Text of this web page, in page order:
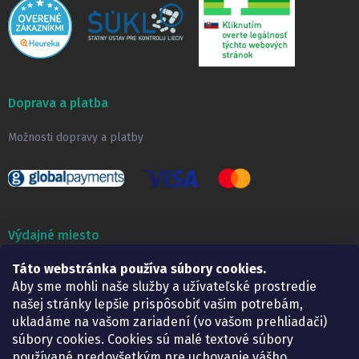
Táto webstránka používa súbory cookies.
Aby sme mohli naše služby a užívateľské prostredie
našej stránky lepšie prispôsobiť vašim potrebám,
ukladáme na vašom zariadení (vo vašom prehliadači)
súbory cookies. Cookies sú malé textové súbory
Doprava a platba
Možnosti dopravy a platby
Výdajné miesto
Lekáreň ADONAI
Košice – Smetanova 2
Pondelok:
07.30 – 15.30 h.
Utorok:
07.30 – 16.00 h.
Streda:
07.30 – 16.00 h.
Štvrtok:
07.30 – 15.30 h.